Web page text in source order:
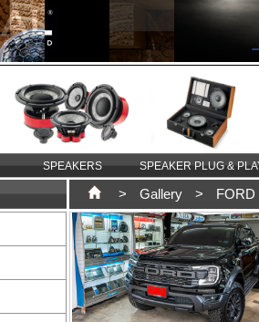
SPEAKERS SPEAKER PLUG &
> Gallery > FORD